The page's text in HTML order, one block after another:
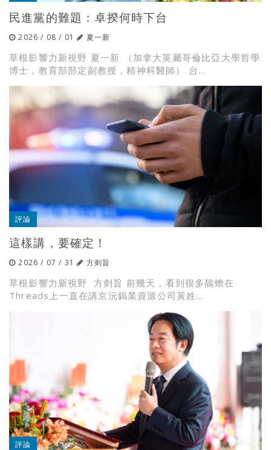
民進黨的難題：卓揆何時下台
2026 / 08 / 01 夏一新
草根影響力新視野 夏一新 （加拿大英屬哥倫比亞大學哲學
博士，教育部部定副教授，精神科醫師） 台...
評論
這樣講，要確定！
2026 / 07 / 31 方剡旨
草根影響力新視野 方剡旨 前幾天，看到很多鶄蟾在
Threads上一直在講京沅鎢業資源公司黃姓...
評論